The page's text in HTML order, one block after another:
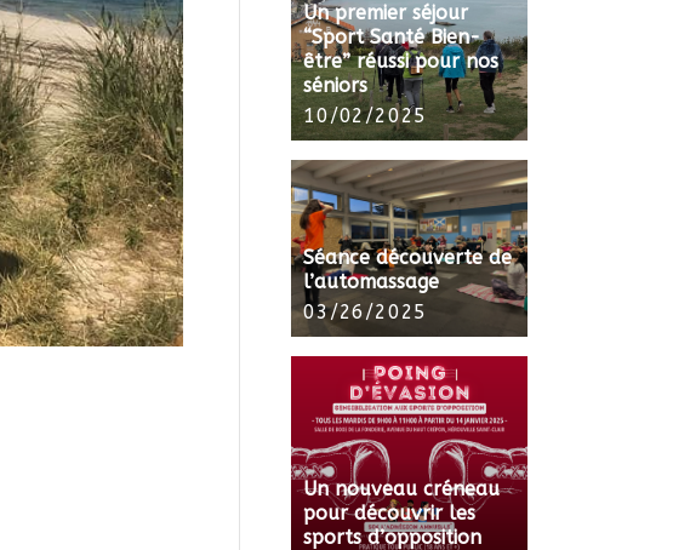
Un premier séjour
“Sport Santé Bien-
être” réussi pour nos
séniors
10/02/2025
Séance découverte de
l’automassage
03/26/2025
Un nouveau créneau
pour découvrir les
sports d’opposition